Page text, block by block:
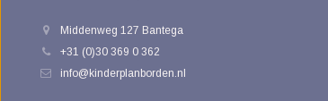
Middenweg 127 Bantega
+31 (0)30 369 0 362
info@kinderplanborden.nl